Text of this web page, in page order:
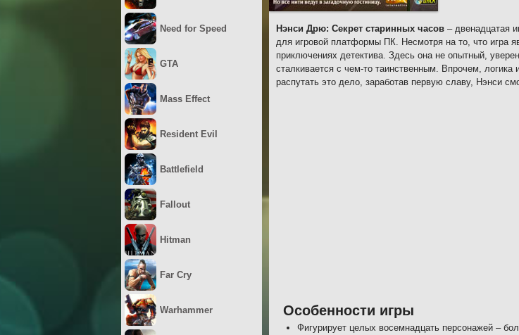
Нэнси Дрю: Секрет старинных часов – двенадцатая
для игровой платформы ПК. Несмотря на то, что игра
приключениях детектива. Здесь она не опытный,
сталкивается с чем-то таинственным. Впрочем,
распутать это дело, заработав первую славу, Нэнси
Особенности игры
Фигурирует целых восемнадцать персонажей –
Need for Speed
GTA
Mass Effect
Resident Evil
Battlefield
Fallout
Hitman
Far Cry
Warhammer